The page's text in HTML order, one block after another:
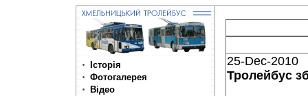
Історія
Фотогалерея
Відео
25-Dec-2010
Тролейбус